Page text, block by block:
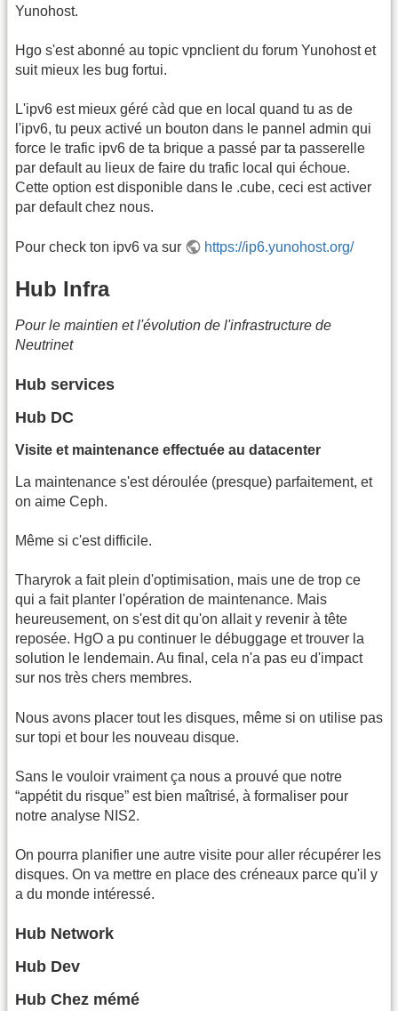
Yunohost.
Hgo s'est abonné au topic vpnclient du forum Yunohost et
suit mieux les bug fortui.
L'ipv6 est mieux géré càd que en local quand tu as de
l'ipv6, tu peux activé un bouton dans le pannel admin qui
force le trafic ipv6 de ta brique a passé par ta passerelle
par default au lieux de faire du trafic local qui échoue.
Cette option est disponible dans le .cube, ceci est activer
par default chez nous.
Pour check ton ipv6 va sur https://ip6.yunohost.org/
Hub Infra
Pour le maintien et l'évolution de l'infrastructure de
Neutrinet
Hub services
Hub DC
Visite et maintenance effectuée au datacenter
La maintenance s'est déroulée (presque) parfaitement, et
on aime Ceph.
Même si c'est difficile.
Tharyrok a fait plein d'optimisation, mais une de trop ce
qui a fait planter l'opération de maintenance. Mais
heureusement, on s'est dit qu'on allait y revenir à tête
reposée. HgO a pu continuer le débuggage et trouver la
solution le lendemain. Au final, cela n'a pas eu d'impact
sur nos très chers membres.
Nous avons placer tout les disques, même si on utilise pas
sur topi et bour les nouveau disque.
Sans le vouloir vraiment ça nous a prouvé que notre
“appétit du risque” est bien maîtrisé, à formaliser pour
notre analyse NIS2.
On pourra planifier une autre visite pour aller récupérer les
disques. On va mettre en place des créneaux parce qu'il y
a du monde intéressé.
Hub Network
Hub Dev
Hub Chez mémé